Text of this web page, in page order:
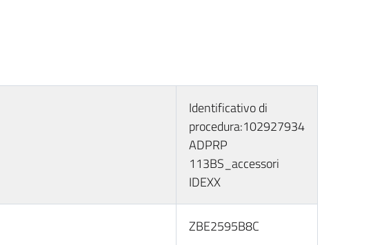
Identificativo di
procedura:102927934
ADPRP
113BS_accessori
IDEXX
ZBE2595B8C